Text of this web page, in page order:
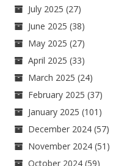
July 2025 (27)
June 2025 (38)
May 2025 (27)
April 2025 (33)
March 2025 (24)
February 2025 (37)
January 2025 (101)
December 2024 (57)
November 2024 (51)
October 2024 (59)